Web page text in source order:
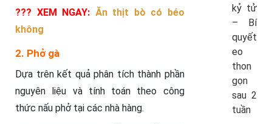
??? XEM NGAY: Ăn thịt bò có béo
không
2. Phở gà
Dựa trên kết quả phân tích thành phần
nguyên liệu và tính toán theo công
thức nấu phở tại các nhà hàng.
kỷ tử
– Bí
quyết
eo
thon
gọn
sau 2
tuần